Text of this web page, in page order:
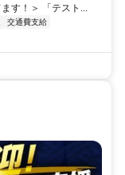
す！＞ 「テスト...
交通費支給